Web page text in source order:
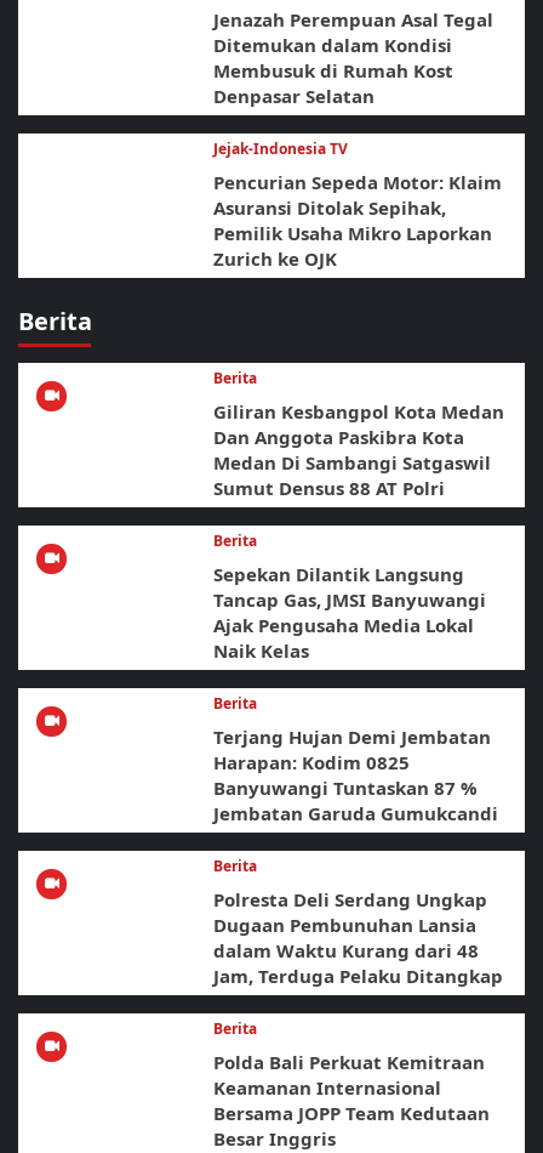
Jenazah Perempuan Asal Tegal
Ditemukan dalam Kondisi
Membusuk di Rumah Kost
Denpasar Selatan
Jejak-Indonesia TV
Pencurian Sepeda Motor: Klaim
Asuransi Ditolak Sepihak,
Pemilik Usaha Mikro Laporkan
Zurich ke OJK
Berita
Berita
Giliran Kesbangpol Kota Medan
Dan Anggota Paskibra Kota
Medan Di Sambangi Satgaswil
Sumut Densus 88 AT Polri
Berita
Sepekan Dilantik Langsung
Tancap Gas, JMSI Banyuwangi
Ajak Pengusaha Media Lokal
Naik Kelas
Berita
Terjang Hujan Demi Jembatan
Harapan: Kodim 0825
Banyuwangi Tuntaskan 87 %
Jembatan Garuda Gumukcandi
Berita
Polresta Deli Serdang Ungkap
Dugaan Pembunuhan Lansia
dalam Waktu Kurang dari 48
Jam, Terduga Pelaku Ditangkap
Berita
Polda Bali Perkuat Kemitraan
Keamanan Internasional
Bersama JOPP Team Kedutaan
Besar Inggris